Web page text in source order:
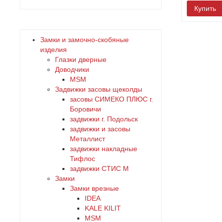
Купить
цилиндровый
дерево
желтый
Замки и замочно-скобяные
изделия
Глазки дверные
Доводчики
MSM
Задвижки засовы щеколды
заcовы СИМЕКО ПЛЮС г.
Боровичи
задвижки г. Подольск
задвижки и засовы
Металлист
задвижки накладные
Тифлос
задвижки СТИС М
Замки
Замки врезные
IDEA
KALE KILIT
MSM